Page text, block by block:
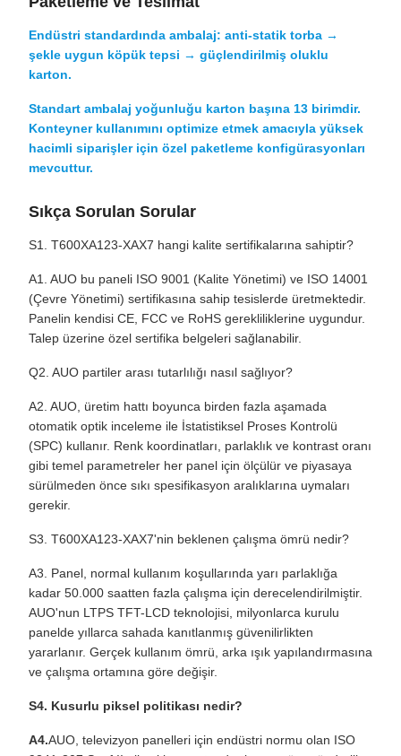
Endüstri standardında ambalaj: anti-statik torba →
şekle uygun köpük tepsi → güçlendirilmiş oluklu
karton.
Standart ambalaj yoğunluğu karton başına 13 birimdir.
Konteyner kullanımını optimize etmek amacıyla yüksek
hacimli siparişler için özel paketleme konfigürasyonları
mevcuttur.
Sıkça Sorulan Sorular
S1. T600XA123-XAX7 hangi kalite sertifikalarına sahiptir?
A1. AUO bu paneli ISO 9001 (Kalite Yönetimi) ve ISO 14001
(Çevre Yönetimi) sertifikasına sahip tesislerde üretmektedir.
Panelin kendisi CE, FCC ve RoHS gerekliliklerine uygundur.
Talep üzerine özel sertifika belgeleri sağlanabilir.
Q2. AUO partiler arası tutarlılığı nasıl sağlıyor?
A2. AUO, üretim hattı boyunca birden fazla aşamada
otomatik optik inceleme ile İstatistiksel Proses Kontrolü
(SPC) kullanır. Renk koordinatları, parlaklık ve kontrast oranı
gibi temel parametreler her panel için ölçülür ve piyasaya
sürülmeden önce sıkı spesifikasyon aralıklarına uymaları
gerekir.
S3. T600XA123-XAX7'nin beklenen çalışma ömrü nedir?
A3. Panel, normal kullanım koşullarında yarı parlaklığa
kadar 50.000 saatten fazla çalışma için derecelendirilmiştir.
AUO'nun LTPS TFT-LCD teknolojisi, milyonlarca kurulu
panelde yıllarca sahada kanıtlanmış güvenilirlikten
yararlanır. Gerçek kullanım ömrü, arka ışık yapılandırmasına
ve çalışma ortamına göre değişir.
S4. Kusurlu piksel politikası nedir?
A4.AUO, televizyon panelleri için endüstri normu olan ISO